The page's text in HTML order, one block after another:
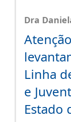
Dra
Linha
e
Estado